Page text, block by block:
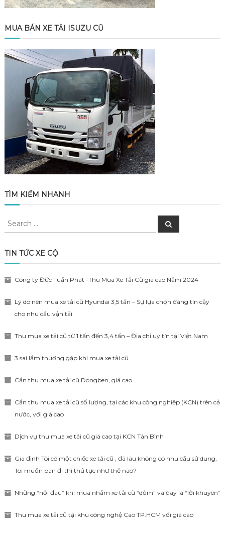
MUA BÁN XE TẢI ISUZU CŨ
TÌM KIẾM NHANH
Search
Search
TIN TỨC XE CỘ
Công ty Đức Tuấn Phát -Thu Mua Xe Tải Cũ giá cao Năm 2024
Lý do nên mua xe tải cũ Hyundai 3,5 tấn – Sự lựa chọn đáng tin cậy
cho nhu cầu vận tải
Thu mua xe tải cũ từ 1 tấn đến 3,4 tấn – Địa chỉ uy tín tại Việt Nam
3 sai lầm thường gặp khi mua xe tải cũ
Cần thu mua xe tải cũ Dongben, giá cao
Cần thu mua xe tải cũ số lượng, tại các khu công nghiệp (KCN) trên cả
nước, với giá cao
Dịch vụ thu mua xe tải cũ giá cao tại KCN Tân Bình
Gia đình Tôi có một chiếc xe tải cũ , đã lâu không có nhu cầu sử dung,
Tôi muốn bán đi thì thủ tục như thế nào?
Những “nỗi đau” khi mua nhầm xe tải cũ “dỏm” và đây là “lời khuyên”
Thu mua xe tải cũ tại khu công nghệ Cao TP.HCM với giá cao